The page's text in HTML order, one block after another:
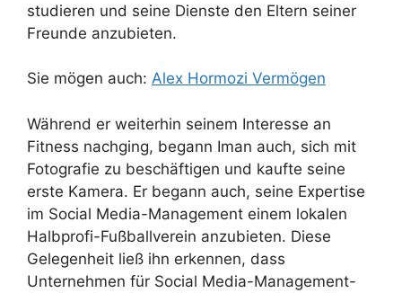
studieren und seine Dienste den Eltern seiner
Freunde anzubieten.
Sie mögen auch: Alex Hormozi Vermögen
Während er weiterhin seinem Interesse an
Fitness nachging, begann Iman auch, sich mit
Fotografie zu beschäftigen und kaufte seine
erste Kamera. Er begann auch, seine Expertise
im Social Media-Management einem lokalen
Halbprofi-Fußballverein anzubieten. Diese
Gelegenheit ließ ihn erkennen, dass
Unternehmen für Social Media-Management-